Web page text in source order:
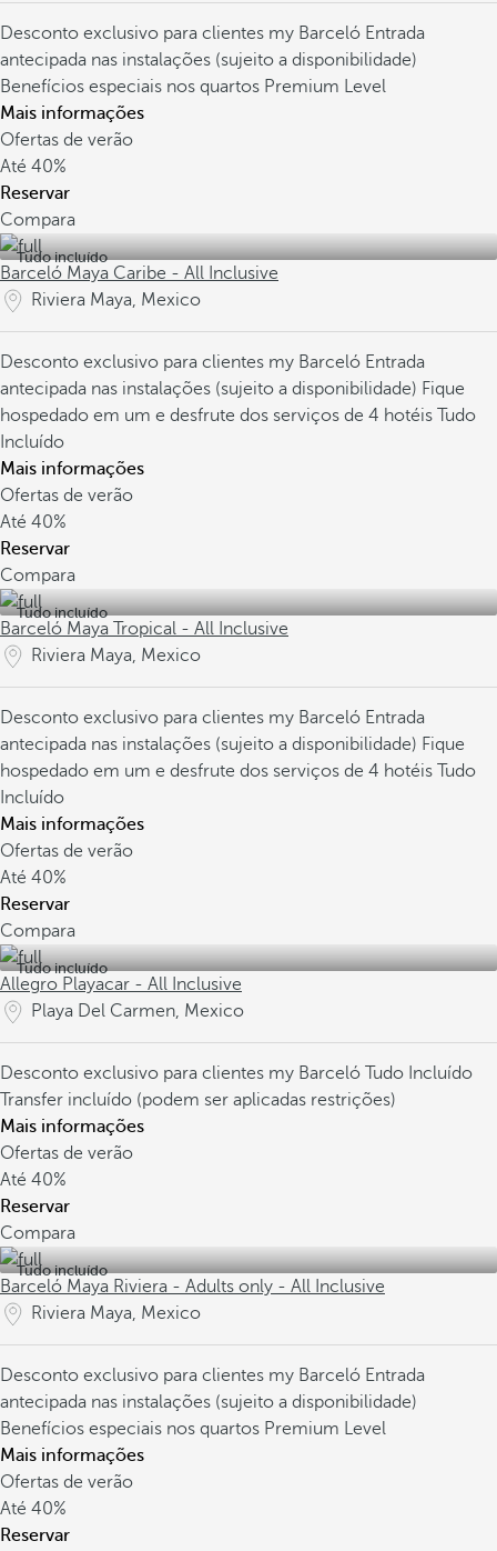
Desconto exclusivo para clientes my Barceló Entrada
antecipada nas instalações (sujeito a disponibilidade)
Benefícios especiais nos quartos Premium Level
Mais informações
Ofertas de verão
Até 40%
Reservar
Compara
Tudo incluído
Barceló Maya Caribe - All Inclusive
Riviera Maya, Mexico
Desconto exclusivo para clientes my Barceló Entrada
antecipada nas instalações (sujeito a disponibilidade) Fique
hospedado em um e desfrute dos serviços de 4 hotéis Tudo
Incluído
Mais informações
Ofertas de verão
Até 40%
Reservar
Compara
Tudo incluído
Barceló Maya Tropical - All Inclusive
Riviera Maya, Mexico
Desconto exclusivo para clientes my Barceló Entrada
antecipada nas instalações (sujeito a disponibilidade) Fique
hospedado em um e desfrute dos serviços de 4 hotéis Tudo
Incluído
Mais informações
Ofertas de verão
Até 40%
Reservar
Compara
Tudo incluído
Allegro Playacar - All Inclusive
Playa Del Carmen, Mexico
Desconto exclusivo para clientes my Barceló Tudo Incluído
Transfer incluído (podem ser aplicadas restrições)
Mais informações
Ofertas de verão
Até 40%
Reservar
Compara
Tudo incluído
Barceló Maya Riviera - Adults only - All Inclusive
Riviera Maya, Mexico
Desconto exclusivo para clientes my Barceló Entrada
antecipada nas instalações (sujeito a disponibilidade)
Benefícios especiais nos quartos Premium Level
Mais informações
Ofertas de verão
Até 40%
Reservar